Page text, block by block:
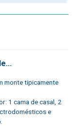
monte tipicamente
1 cama de casal, 2
e